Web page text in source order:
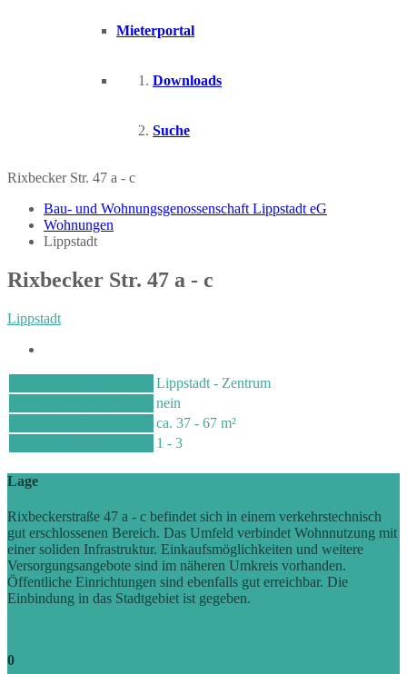
Mieterportal
Downloads
Suche
Rixbecker Str. 47 a - c
Bau- und Wohnungsgenossenschaft Lippstadt eG
Wohnungen
Lippstadt
Rixbecker Str. 47 a - c
Lippstadt
Lippstadt - Zentrum
nein
ca. 37 - 67 m²
1 - 3
Lage
Rixbeckerstraße 47 a - c befindet sich in einem verkehrstechnisch
gut erschlossenen Bereich. Das Umfeld verbindet Wohnnutzung mit
einer soliden Infrastruktur. Einkaufsmöglichkeiten und weitere
Versorgungsangebote sind im näheren Umkreis vorhanden.
Öffentliche Einrichtungen sind ebenfalls gut erreichbar. Die
Einbindung in das Stadtgebiet ist gegeben.
0